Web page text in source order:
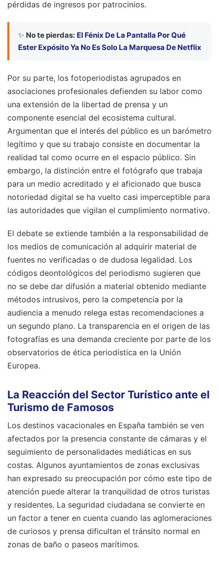
pérdidas de ingresos por patrocinios.
✨ No te pierdas: El Fénix De La Pantalla Por Qué
Ester Expósito Ya No Es Solo La Marquesa De Netflix
Por su parte, los fotoperiodistas agrupados en
asociaciones profesionales defienden su labor como
una extensión de la libertad de prensa y un
componente esencial del ecosistema cultural.
Argumentan que el interés del público es un barómetro
legítimo y que su trabajo consiste en documentar la
realidad tal como ocurre en el espacio público. Sin
embargo, la distinción entre el fotógrafo que trabaja
para un medio acreditado y el aficionado que busca
notoriedad digital se ha vuelto casi imperceptible para
las autoridades que vigilan el cumplimiento normativo.
El debate se extiende también a la responsabilidad de
los medios de comunicación al adquirir material de
fuentes no verificadas o de dudosa legalidad. Los
códigos deontológicos del periodismo sugieren que
no se debe dar difusión a material obtenido mediante
métodos intrusivos, pero la competencia por la
audiencia a menudo relega estas recomendaciones a
un segundo plano. La transparencia en el origen de las
fotografías es una demanda creciente por parte de los
observatorios de ética periodística en la Unión
Europea.
La Reacción del Sector Turístico ante el
Turismo de Famosos
Los destinos vacacionales en España también se ven
afectados por la presencia constante de cámaras y el
seguimiento de personalidades mediáticas en sus
costas. Algunos ayuntamientos de zonas exclusivas
han expresado su preocupación por cómo este tipo de
atención puede alterar la tranquilidad de otros turistas
y residentes. La seguridad ciudadana se convierte en
un factor a tener en cuenta cuando las aglomeraciones
de curiosos y prensa dificultan el tránsito normal en
zonas de baño o paseos marítimos.